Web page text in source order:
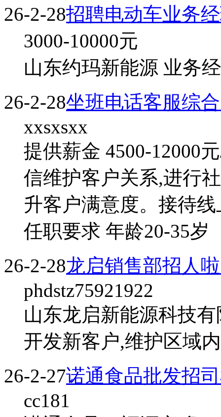
26-2-28招聘电动车业务
3000-10000元
山东约玛新能源 业务
26-2-28坐班电话客服综
xxsxsxx
提供薪金 4500-12000
信维护客户关系,进行
升客户满意度。接待
任职要求 年龄20-35岁
26-2-28龙启销售部招人
phdstz75921922
山东龙启新能源科技
开发新客户,维护区域
26-2-27诺通食品批发招
cc181